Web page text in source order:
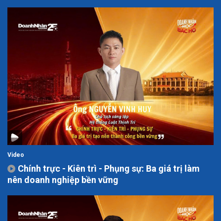
Video
Chính trực - Kiên trì - Phụng sự: Ba giá trị làm
nên doanh nghiệp bền vững